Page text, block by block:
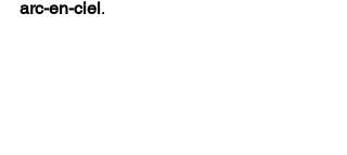
arc-en-ciel.